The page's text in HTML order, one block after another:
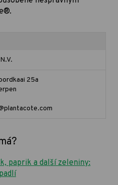
25a
paprik a další zeleniny: